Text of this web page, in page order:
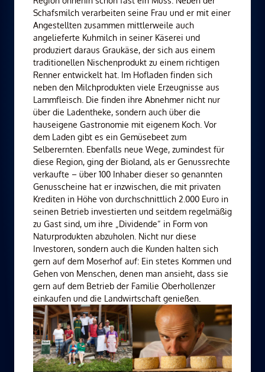
Schafsmilch verarbeiten seine Frau und er mit einer
Angestellten zusammen mittlerweile auch
angelieferte Kuhmilch in seiner Käserei und
produziert daraus Graukäse, der sich aus einem
traditionellen Nischenprodukt zu einem richtigen
Renner entwickelt hat. Im Hofladen finden sich
neben den Milchprodukten viele Erzeugnisse aus
Lammfleisch. Die finden ihre Abnehmer nicht nur
über die Ladentheke, sondern auch über die
hauseigene Gastronomie mit eigenem Koch. Vor
dem Laden gibt es ein Gemüsebeet zum
Selberernten. Ebenfalls neue Wege, zumindest für
diese Region, ging der Bioland, als er Genussrechte
verkaufte – über 100 Inhaber dieser so genannten
Genusscheine hat er inzwischen, die mit privaten
Krediten in Höhe von durchschnittlich 2.000 Euro in
seinen Betrieb investierten und seitdem regelmäßig
zu Gast sind, um ihre „Dividende“ in Form von
Naturprodukten abzuholen. Nicht nur diese
Investoren, sondern auch die Kunden halten sich
gern auf dem Moserhof auf: Ein stetes Kommen und
Gehen von Menschen, denen man ansieht, dass sie
gern auf dem Betrieb der Familie Oberhollenzer
einkaufen und die Landwirtschaft genießen.